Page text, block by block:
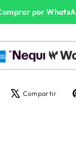
por
CompartirCompartir